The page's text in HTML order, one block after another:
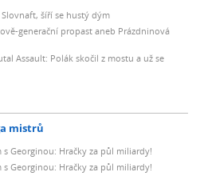
šíří se hustý dým
generační propast aneb Prázdninová
Assault: Polák skočil z mostu a už se
mistrů
Georginou: Hračky za půl miliardy!
Georginou: Hračky za půl miliardy!